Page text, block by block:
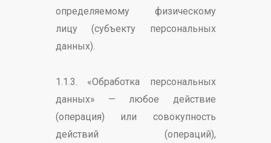
определяемому физическому
лицу (субъекту персональных
данных).
1.1.3. «Обработка персональных
данных» — любое действие
(операция) или совокупность
действий (операций),